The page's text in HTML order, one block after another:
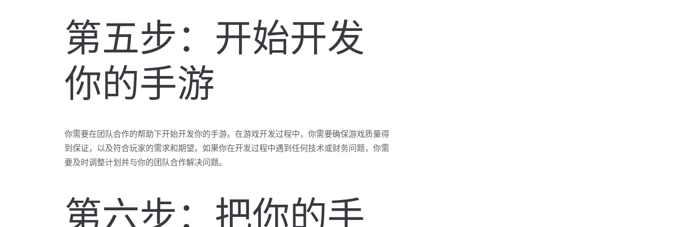
第五步：开始开发
你的手游
你需要在团队合作的帮助下开始开发你的手游。在游戏开发过程中，你需要确保游戏质量得
到保证，以及符合玩家的需求和期望。如果你在开发过程中遇到任何技术或财务问题，你需
要及时调整计划并与你的团队合作解决问题。
第六步：把你的手